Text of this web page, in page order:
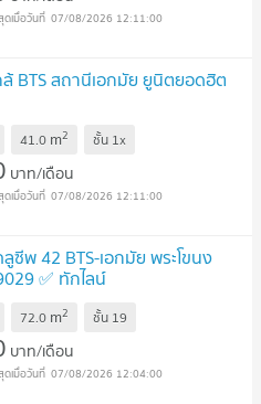
07/08/2026 12:11:00
BTS สถานีเอกมัย ยูนิตยอดฮิต
41.0 m2 ชั้น 1x
บาท/เดือน
07/08/2026 12:11:00
ซีพ 42 BTS-เอกมัย พระโขนง
✅ ทักไลน์
งานมืออาชีพ ✅ 🔥🔥🔥
72.0 m2 ชั้น 19
บาท/เดือน
07/08/2026 12:04:00